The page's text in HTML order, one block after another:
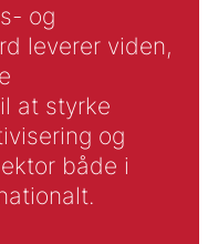
og
leverer viden,
at styrke
og
både i